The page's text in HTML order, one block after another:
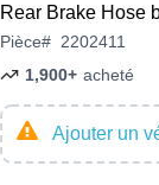
Rear Brake Hose
Pièce# 2202411
1,900+ acheté
Ajouter un